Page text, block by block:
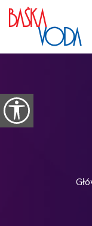
Przejdź do treści
Otwórz opcje